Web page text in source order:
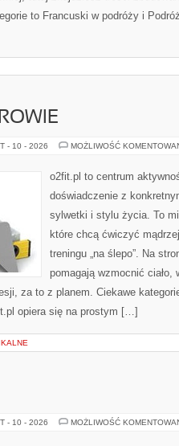
to Francuski w podróży i
- 10 - 2026 MOŻLIWOŚĆ
o2fit.pl to centrum
doświadczenie z
sylwetki i stylu życia. To
które chcą ćwiczyć
treningu „na ślepo”. Na
pomagają wzmocnić
za to z planem. Ciekawe
opiera się na prostym […]
- 10 - 2026 MOŻLIWOŚĆ